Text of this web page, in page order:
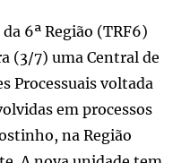
6ª Região (TRF6)
(3/7) uma Central de
Processuais voltada
em processos
na Região